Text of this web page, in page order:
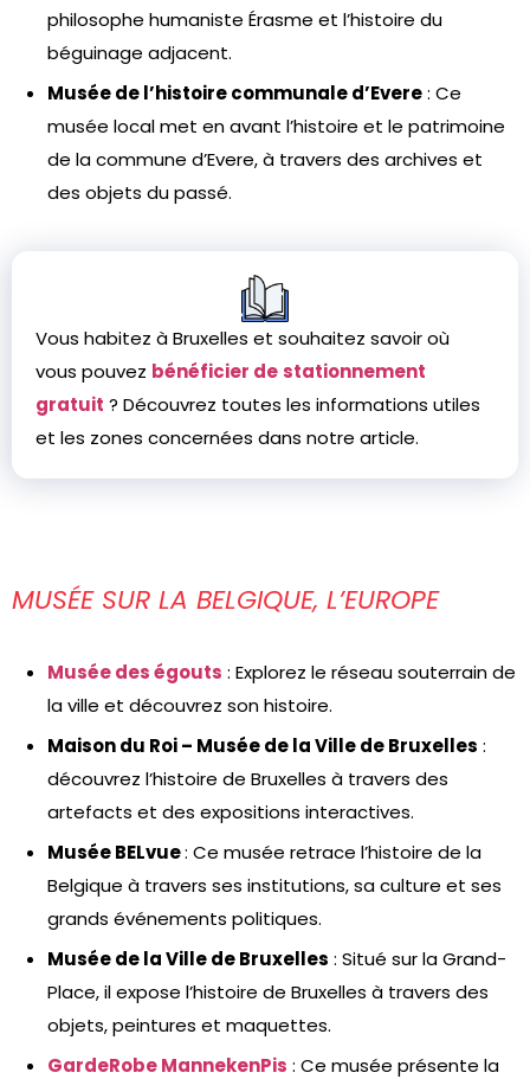
philosophe humaniste Érasme et l’histoire du
béguinage adjacent.
Musée de l’histoire communale d’Evere: Ce
musée local met en avant l’histoire et le patrimoine
de la commune d’Evere, à travers des archives et
des objets du passé.
Vous habitez à Bruxelles et souhaitez savoir où
vous pouvez bénéficier destationnement
gratuit ? Découvrez toutes les informations utiles
et les zones concernées dans notre article.
MUSÉE SUR LA BELGIQUE, L’EUROPE
Musée des égouts : Explorez le réseau souterrain de
la ville et découvrez son histoire.
Maison du Roi – Musée de la Ville de Bruxelles :
découvrez l’histoire de Bruxelles à travers des
artefacts et des expositions interactives.
Musée BELvue: Ce musée retrace l’histoire de la
Belgique à travers ses institutions, sa culture et ses
grands événements politiques.
Musée de la Ville de Bruxelles : Situé sur la Grand-
Place, il expose l’histoire de Bruxelles à travers des
objets, peintures et maquettes.
GardeRobe MannekenPis : Ce musée présente la